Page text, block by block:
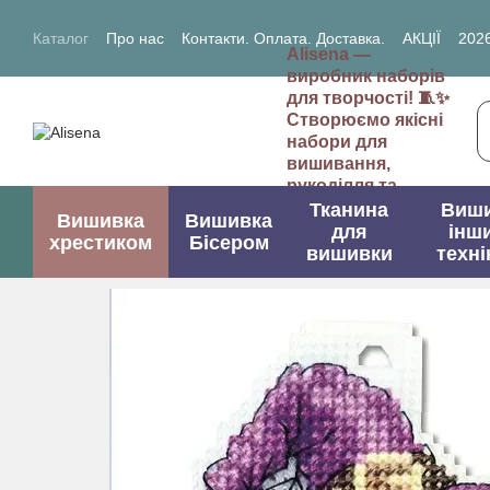
Каталог
Про нас Контакти. Оплата. Доставка. АКЦІЇ
Alisena —
виробник наборів
для творчості! 🧵✨
Створюємо якісні
набори для
вишивання,
рукоділля та
творчих проектів.
Вишивка
хрестиком
Вишивка
Бісером
Тканина
для
вишивки